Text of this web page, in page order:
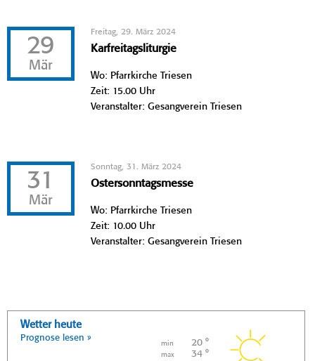
29
Mär
Freitag, 29. März 2024
Karfreitagsliturgie
Wo: Pfarrkirche Triesen
Zeit: 15.00 Uhr
Veranstalter: Gesangverein Triesen
31
Mär
Sonntag, 31. März 2024
Ostersonntagsmesse
Wo: Pfarrkirche Triesen
Zeit: 10.00 Uhr
Veranstalter: Gesangverein Triesen
Wetter heute
Prognose lesen »
min 20 °
max 34 °